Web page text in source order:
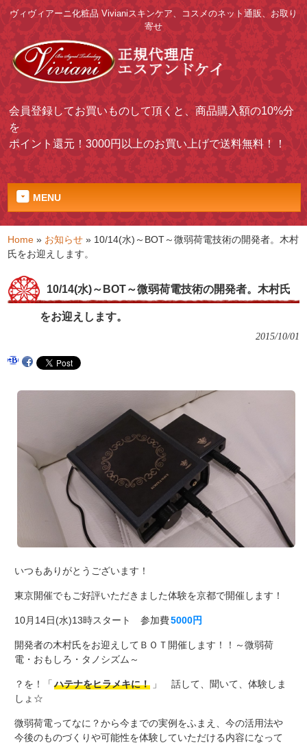
ヴィヴィアーニ化粧品 Vivianiスキンケア、コスメのネット通販、お取り
寄せ
会員登録してお買いものして頂くと、商品購入額の10%分
を
ポイント還元！3000円以上のお買い上げで送料無料！！
MENU
Home » お知らせ » 10/14(水)～BOT～微弱荷電技術の開発者。木村
氏をお迎えします。
10/14(水)～BOT～微弱荷電技術の開発者。木村氏
をお迎えします。
2015/10/01
いつもありがとうございます！
東京開催でもご好評いただきました体験を京都で開催します！
10月14日(水)13時スタート 参加費5000円
開発者の木村氏をお迎えしてＢＯＴ開催します！！～微弱荷
電・おもしろ・タノシズム～
？を！「 ハテナをヒラメキに！ 」 話して、聞いて、体験しま
しょ☆
微弱荷電ってなに？から今までの実例をふまえ、今の活用法や
今後のものづくりや可能性を体験していただける内容になって